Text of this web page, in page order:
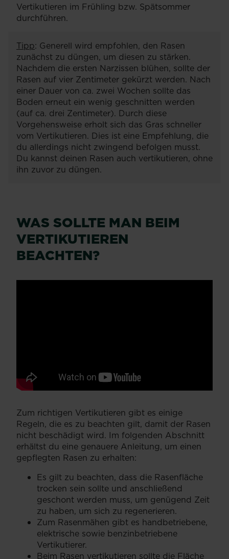
Vertikutieren im Frühling bzw. Spätsommer
durchführen.
Tipp: Generell wird empfohlen, den Rasen
zunächst zu düngen, um diesen zu stärken.
Nachdem die ersten Narzissen blühen, sollte der
Rasen auf vier Zentimeter gekürzt werden. Nach
einer Dauer von ca. zwei Wochen sollte das
Boden erneut ein wenig geschnitten werden
(auf ca. drei Zentimeter). Durch diese
Vorgehensweise erholt sich das Gras schneller
vom Vertikutieren. Dies ist eine Empfehlung, die
du allerdings nicht zwingend befolgen musst.
Du kannst deinen Rasen auch vertikutieren, ohne
ihn zuvor zu düngen.
WAS SOLLTE MAN BEIM
VERTIKUTIEREN
BEACHTEN?
Zum richtigen Vertikutieren gibt es einige
Regeln, die es zu beachten gilt, damit der Rasen
nicht beschädigt wird. Im folgenden Abschnitt
erhältst du eine genauere Anleitung, um einen
gepflegten Rasen zu erhalten:
Es gilt zu beachten, dass die Rasenfläche
trocken sein sollte und anschließend
geschont werden muss, um genügend Zeit
zu haben, um sich zu regenerieren.
Zum Rasenmähen gibt es handbetriebene,
elektrische sowie benzinbetriebene
Vertikutierer.
Beim Rasen vertikutieren sollte die Fläche